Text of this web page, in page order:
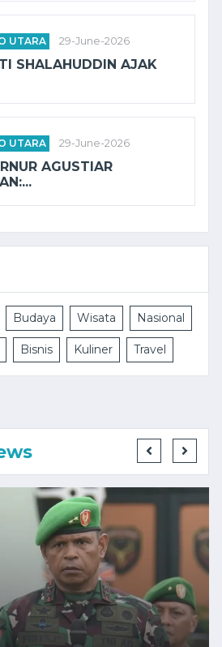
UTARA 29-June-2026
SHALAHUDDIN AJAK
UTARA 29-June-2026
AGUSTIAR
Budaya Wisata Nasional
Bisnis Kuliner Travel